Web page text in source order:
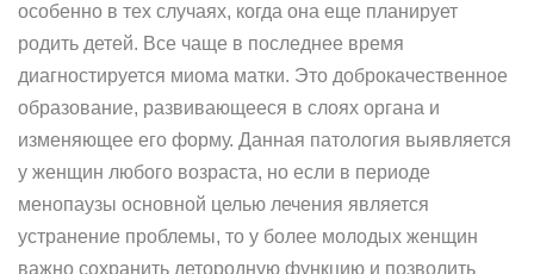
особенно в тех случаях, когда она еще планирует
родить детей. Все чаще в последнее время
диагностируется миома матки. Это доброкачественное
образование, развивающееся в слоях органа и
изменяющее его форму. Данная патология выявляется
у женщин любого возраста, но если в периоде
менопаузы основной целью лечения является
устранение проблемы, то у более молодых женщин
важно сохранить детородную функцию и позволить